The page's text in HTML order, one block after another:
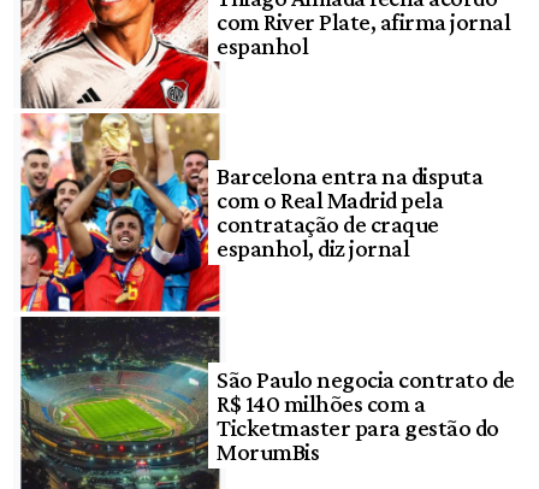
com River Plate, afirma jornal
espanhol
Barcelona entra na disputa
com o Real Madrid pela
contratação de craque
espanhol, diz jornal
São Paulo negocia contrato de
R$ 140 milhões com a
Ticketmaster para gestão do
MorumBis